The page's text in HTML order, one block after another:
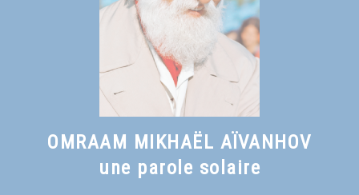
OMRAAM MIKHAËL AÏVANHOV
une parole solaire